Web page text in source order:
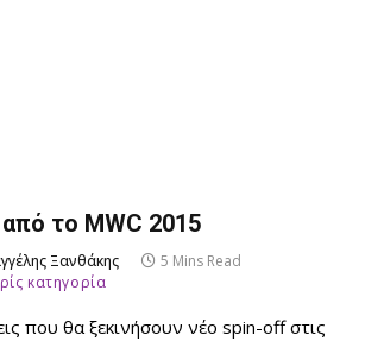
από το MWC 2015
Ξανθάκης
5 Mins Read
κατηγορία
που θα ξεκινήσουν νέο spin-off στις